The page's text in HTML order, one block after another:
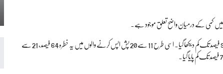
کمی کے درمیان واضح تعلق موجود ہے۔
ایسے افراد جو 40 سے زائد پش اپس مکمل کر سکتے ہیں، ان میں امراض قلب کا خطرہ 96 فیصد تک کم دیکھا گیا۔ اسی طرح 11 سے 20 پش اپس کرنے والوں میں یہ خطرہ 64 فیصد، 21 سے